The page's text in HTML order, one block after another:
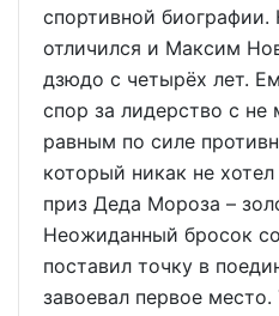
спортивной биографии.
отличился и Максим
дзюдо с четырёх лет.
спор за лидерство с
равным по силе
который никак не хотел
приз Деда Мороза –
Неожиданный бросок
поставил точку в
завоевал первое